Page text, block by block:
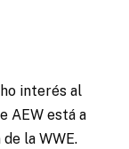
interés al
AEW está a
la WWE.